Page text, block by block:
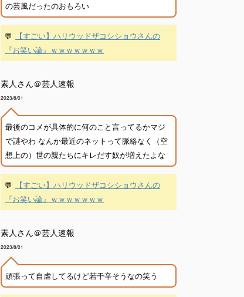
の芸風だったのおもろい
💬
【すごい】ハリウッドザコシショウさんの
『お笑い論』ｗｗｗｗｗｗｗ
素人さん＠芸人速報
2023/8/01
最後のコメが具体的に何のこと言ってるかマジ
で謎やわ なんか最近のネットって脈絡なく（空
想上の）世の親たちにキレだす奴が増えたよな
💬
【すごい】ハリウッドザコシショウさんの
『お笑い論』ｗｗｗｗｗｗｗ
素人さん＠芸人速報
2023/8/01
頑張って自虐してるけど若干辛そうなの笑う